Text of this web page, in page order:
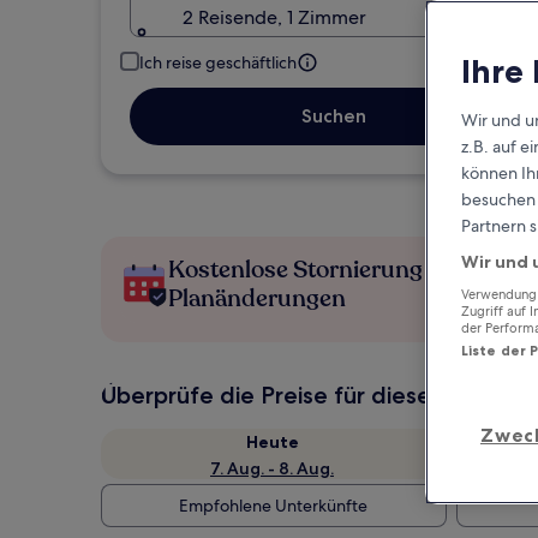
2 Reisende, 1 Zimmer
Ich reise geschäftlich
Suchen
Kostenlose Stornierung bei
Planänderungen
Überprüfe die Preise für diese Daten
Heute
7. Aug. - 8. Aug.
Empfohlene Unterkünfte
Ihre
Wir und
z.B. auf
können
Partnern
Wir und
Zugriff auf
der
Liste der